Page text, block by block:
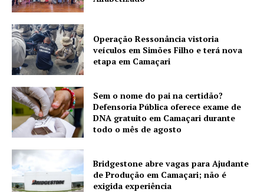
Operação Ressonância vistoria
veículos em Simões Filho e terá nova
etapa em Camaçari
Sem o nome do pai na certidão?
Defensoria Pública oferece exame de
DNA gratuito em Camaçari durante
todo o mês de agosto
Bridgestone abre vagas para Ajudante
de Produção em Camaçari; não é
exigida experiência